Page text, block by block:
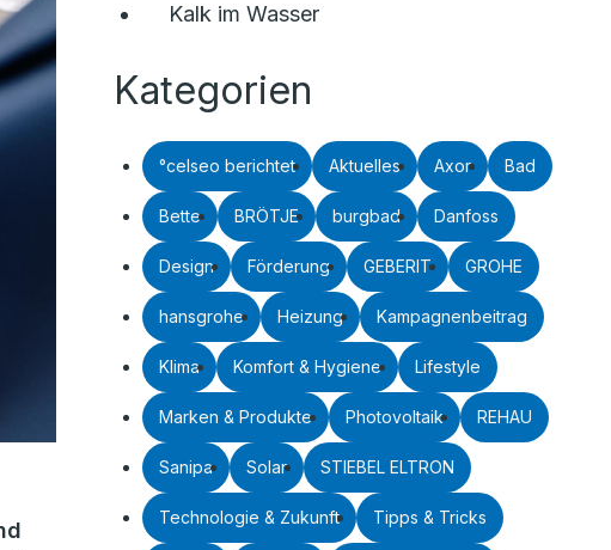
Kalk im Wasser
Kategorien
°celseo berichtet Aktuelles Axor Bad
Bette BRÖTJE burgbad Danfoss
Design Förderung GEBERIT GROHE
hansgrohe Heizung Kampagnenbeitrag
Klima Komfort & Hygiene Lifestyle
Marken & Produkte Photovoltaik REHAU
Sanipa Solar STIEBEL ELTRON
Technologie & Zukunft Tipps & Tricks